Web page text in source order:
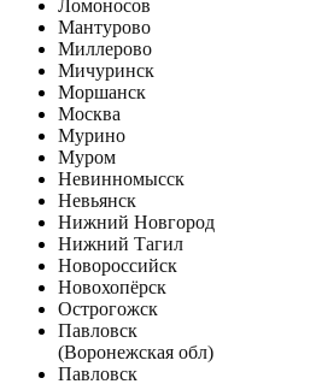
Ломоносов
Мантурово
Миллерово
Мичуринск
Моршанск
Москва
Мурино
Муром
Невинномысск
Невьянск
Нижний Новгород
Нижний Тагил
Новороссийск
Новохопёрск
Острогожск
Павловск
(Воронежская обл)
Павловск